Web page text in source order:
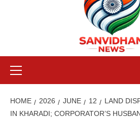
HOME 2026 JUNE 12
LAND
IN KHARADI; CORPORATOR’S